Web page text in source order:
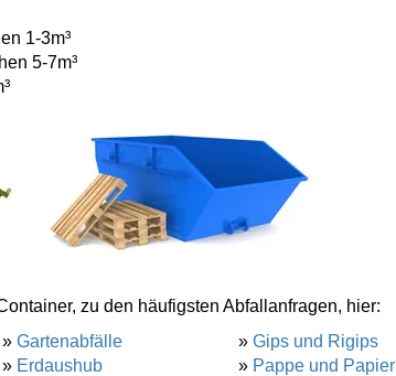
1-3m³
5-7m³
zu den häufigsten Abfallanfragen, hier:
»Gartenabfälle
» Erdaushub
»Gips und Rigips
» Pappe und Papier